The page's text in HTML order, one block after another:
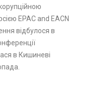
EPAC and EACN
відбулося в
в Кишиневі